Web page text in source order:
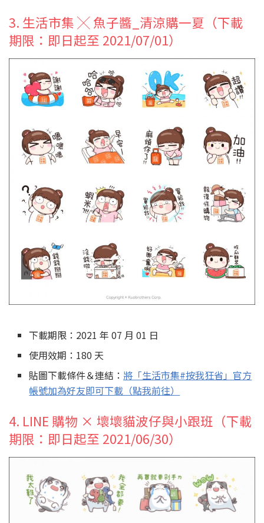
3. 生活市集 ╳ 魚子醬_清涼購一夏（下載
期限：即日起至 2021/07/01）
下載期限：2021 年 07 月 01 日
使用效期：180 天
貼圖下載條件＆連結： 將「生活市集#按我狂省」官方
帳號加為好友即可下載（點我前往）
4. LINE 購物 × 壞壞貓波仔與小跟班（下載
期限：即日起至 2021/06/30）